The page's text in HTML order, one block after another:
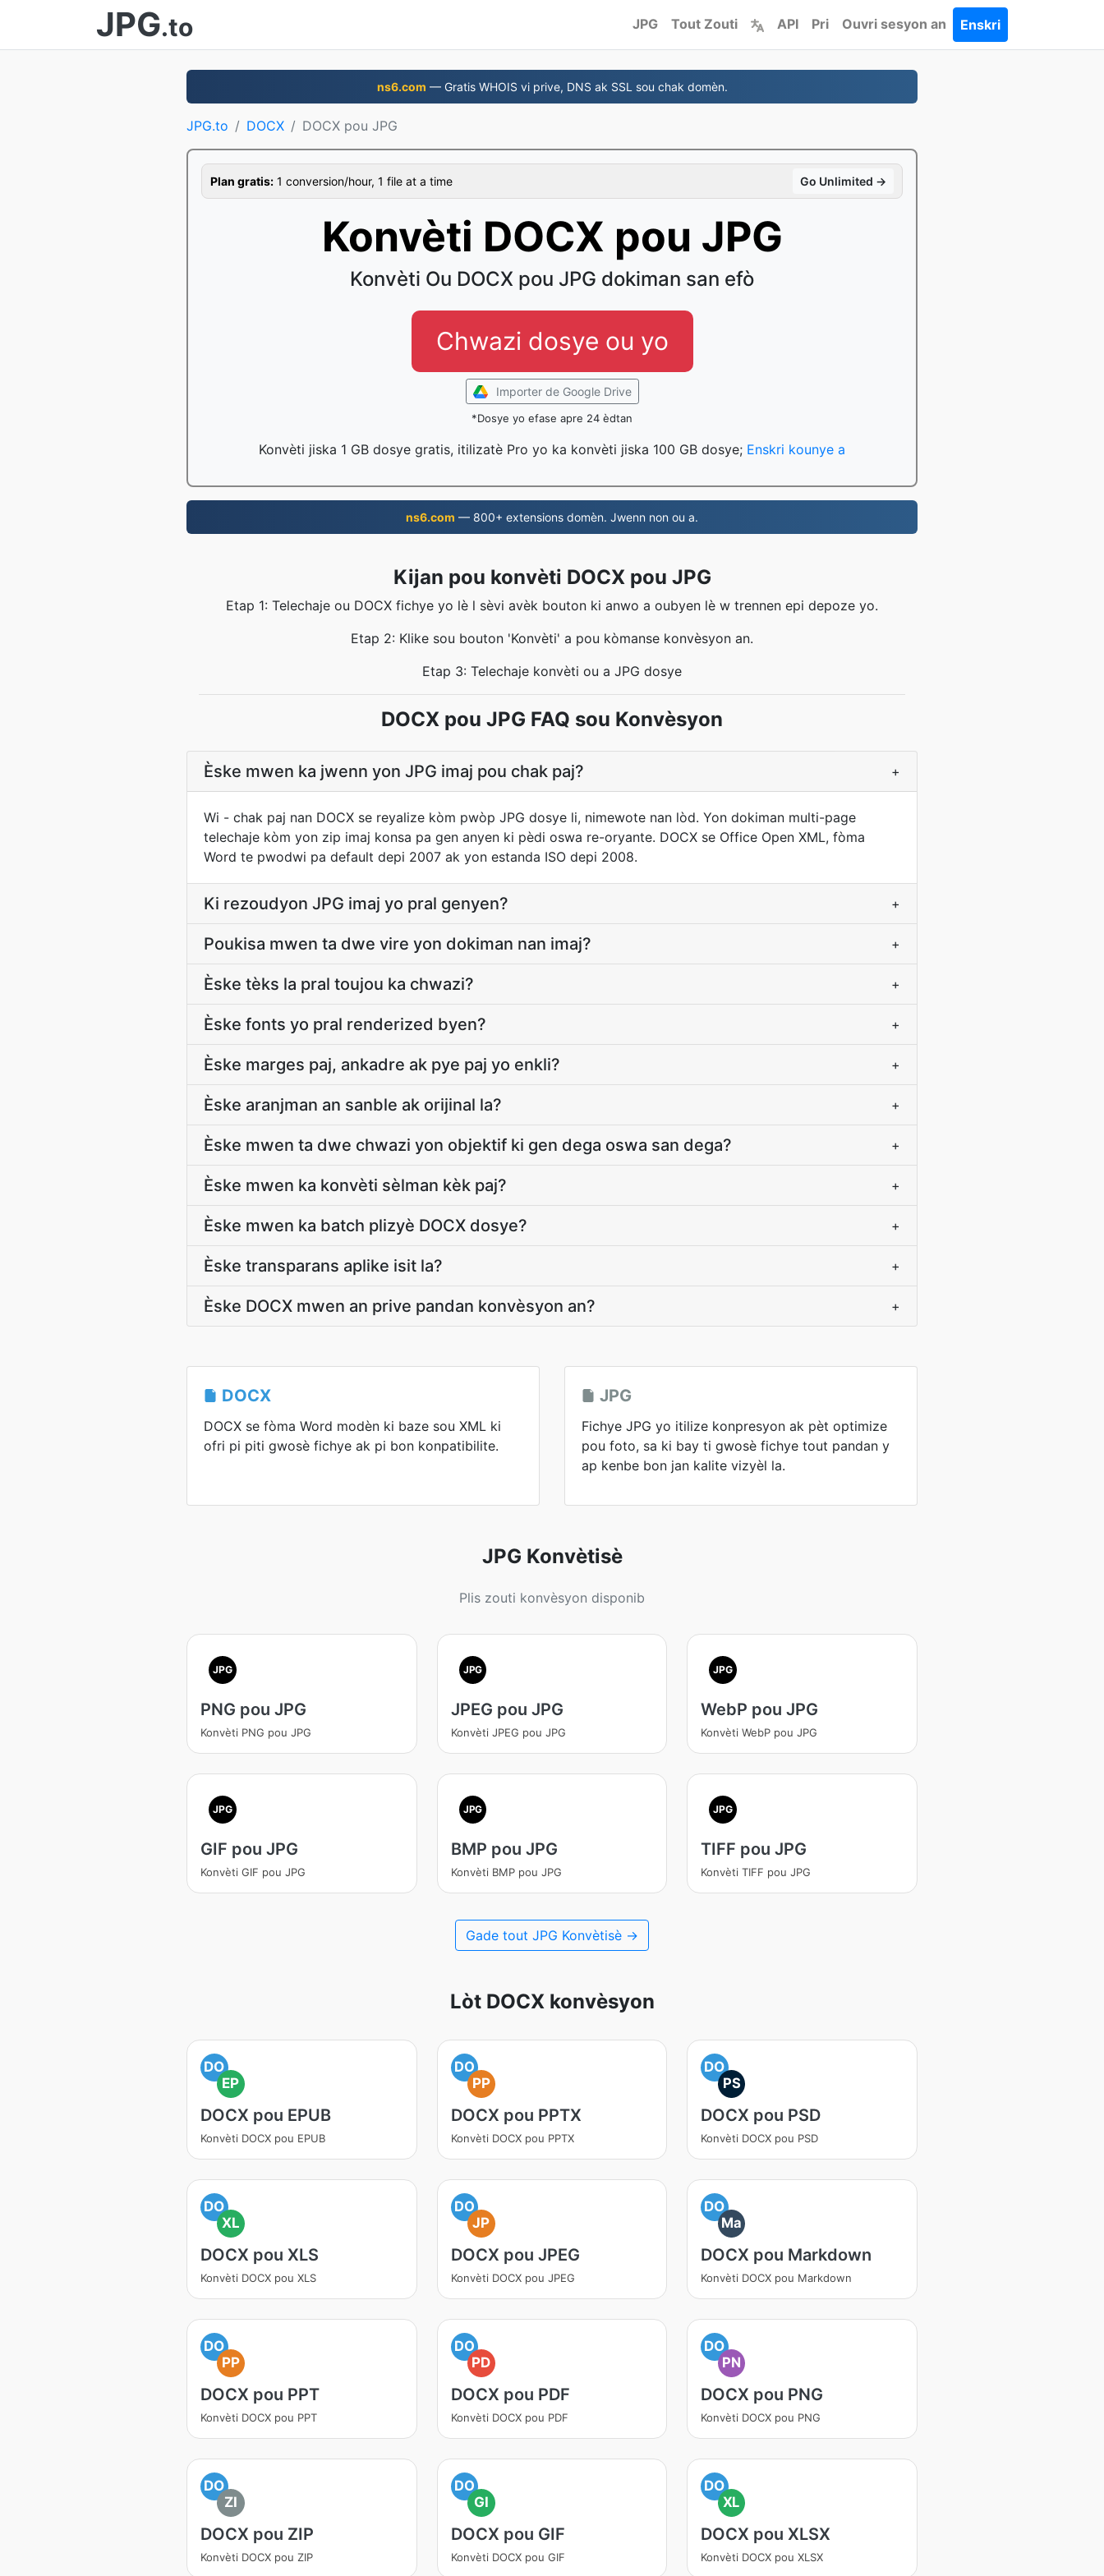
JPG.to JPG Tout Zouti API Pri Ouvri sesyon an Enskri
ns6.com — Gratis WHOIS vi prive, DNS ak SSL sou chak domèn.
JPG.to DOCX DOCX pou JPG
Plan gratis: 1 conversion/hour, 1 file at a time Go Unlimited →
Konvèti DOCX pou JPG
Konvèti Ou DOCX pou JPG dokiman san efò
Chwazi dosye ou yo
Importer de Google Drive
*Dosye yo efase apre 24 èdtan
Konvèti jiska 1 GB dosye gratis, itilizatè Pro yo ka konvèti jiska 100 GB dosye; Enskri kounye a
ns6.com — 800+ extensions domèn. Jwenn non ou a.
Kijan pou konvèti DOCX pou JPG
Etap 1: Telechaje ou DOCX fichye yo lè l sèvi avèk bouton ki anwo a oubyen lè w trennen epi depoze yo.
Etap 2: Klike sou bouton 'Konvèti' a pou kòmanse konvèsyon an.
Etap 3: Telechaje konvèti ou a JPG dosye
DOCX pou JPG FAQ sou Konvèsyon
Èske mwen ka jwenn yon JPG imaj pou chak paj? +
Wi - chak paj nan DOCX se reyalize kòm pwòp JPG dosye li, nimewote nan lòd. Yon dokiman multi-page
telechaje kòm yon zip imaj konsa pa gen anyen ki pèdi oswa re-oryante. DOCX se Office Open XML, fòma
Word te pwodwi pa default depi 2007 ak yon estanda ISO depi 2008.
Ki rezoudyon JPG imaj yo pral genyen? +
Poukisa mwen ta dwe vire yon dokiman nan imaj? +
Èske tèks la pral toujou ka chwazi? +
Èske fonts yo pral renderized byen? +
Èske marges paj, ankadre ak pye paj yo enkli? +
Èske aranjman an sanble ak orijinal la? +
Èske mwen ta dwe chwazi yon objektif ki gen dega oswa san dega? +
Èske mwen ka konvèti sèlman kèk paj? +
Èske mwen ka batch plizyè DOCX dosye? +
Èske transparans aplike isit la? +
Èske DOCX mwen an prive pandan konvèsyon an? +
DOCX
DOCX se fòma Word modèn ki baze sou XML ki
ofri pi piti gwosè fichye ak pi bon konpatibilite.
JPG
Fichye JPG yo itilize konpresyon ak pèt optimize
pou foto, sa ki bay ti gwosè fichye tout pandan y
ap kenbe bon jan kalite vizyèl la.
JPG Konvètisè
Plis zouti konvèsyon disponib
JPG
PNG pou JPG
Konvèti PNG pou JPG
JPG
JPEG pou JPG
Konvèti JPEG pou JPG
JPG
WebP pou JPG
Konvèti WebP pou JPG
JPG
GIF pou JPG
Konvèti GIF pou JPG
JPG
BMP pou JPG
Konvèti BMP pou JPG
JPG
TIFF pou JPG
Konvèti TIFF pou JPG
Gade tout JPG Konvètisè →
Lòt DOCX konvèsyon
DO
EP
DOCX pou EPUB
Konvèti DOCX pou EPUB
DO
PP
DOCX pou PPTX
Konvèti DOCX pou PPTX
DO
PS
DOCX pou PSD
Konvèti DOCX pou PSD
DO
XL
DOCX pou XLS
Konvèti DOCX pou XLS
DO
JP
DOCX pou JPEG
Konvèti DOCX pou JPEG
DO
Ma
DOCX pou Markdown
Konvèti DOCX pou Markdown
DO
PP
DOCX pou PPT
Konvèti DOCX pou PPT
DO
PD
DOCX pou PDF
Konvèti DOCX pou PDF
DO
PN
DOCX pou PNG
Konvèti DOCX pou PNG
DO
ZI
DOCX pou ZIP
Konvèti DOCX pou ZIP
DO
GI
DOCX pou GIF
Konvèti DOCX pou GIF
DO
XL
DOCX pou XLSX
Konvèti DOCX pou XLSX